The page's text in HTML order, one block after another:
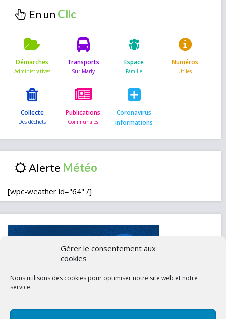
Gérer le consentement aux
cookies
Nous utilisons des cookies pour optimiser notre site web et notre
service.
En un
Démarches Transports Espace Numéros
Collecte Publications
Coronavirus
informations
Alerte
[wpc-weather id="64" /]